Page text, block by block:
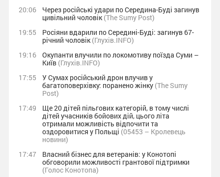
20:06
Через російські удари по Середина-Буді загинув
цивільний чоловік(The Sumy Post)
19:55
Росіяни вдарили по Середині-Буді: загинув 67-
річний чоловік(Глухів.INFO)
19:16
Окупанти влучили по локомотиву поїзда Суми –
Київ (Глухів.INFO)
17:55
У Сумах російський дрон влучив у
багатоповерхівку: поранено жінку (The Sumy
Post)
17:49
Ще 20 дітей пільгових категорій, в тому числі
дітей учасників бойових дій, цього літа
отримали можливість відпочити та
оздоровитися у Польщі (05453 – Кролевець
новини)
17:47
Власний бізнес для ветеранів: у Конотопі
обговорили можливості грантової підтримки
(Голос Конотопа)